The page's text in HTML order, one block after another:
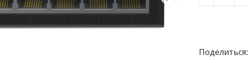
Поделиться: